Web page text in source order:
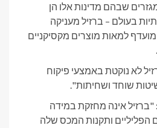
שבהם מדינות אלו הן
בעולם – ברזיל מעניקה
למאות מוצרים מקסיקניים
לא נוקטת באמצעי פיקוח
שוחד ושחיתות".
"ברזיל אינה מחזקת במידה
הפליליים ותקנות המכס שלה